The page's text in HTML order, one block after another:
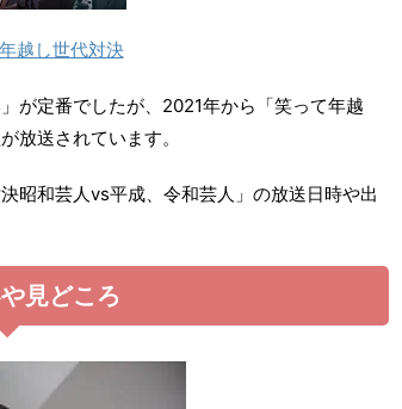
越し世代対決
が定番でしたが、2021年から「笑って年越
放送されています。
昭和芸人vs平成、令和芸人」の放送日時や出
見どころ